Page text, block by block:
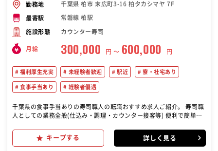
勤務地 千葉県 柏市 末広町3-16 柏タカシマヤ 7F
最寄駅 常磐線 柏駅
施設形態 カウンター寿司
月給 300,000 円 〜 600,000 円
福利厚生充実 未経験者歓迎 駅近 寮・社宅あり
食事手当あり 経験者優遇
千葉県の食事手当ありの寿司職人の転職おすすめ求人ご紹介。 寿司職
人としての業務全般(仕込み・調理・カウンター接客等) 便利で簡単な
でも、そんな中で頑固に昔ながらの江戸前鮨の継承にこだわった仕事
を大切にしている築地玉寿司。 伝統を大切にしながら、安心して口に
キープする 詳しく見る